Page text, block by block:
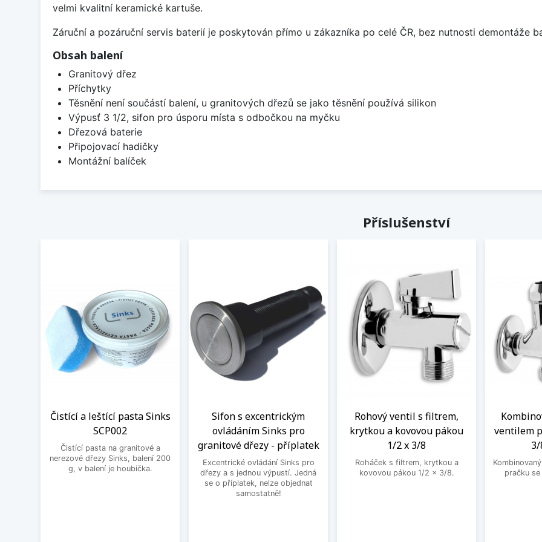
velmi kvalitní keramické kartuše.
Záruční a pozáruční servis baterií je poskytován přímo u zákazníka po celé ČR, bez nutnosti demontáže
Obsah balení
Granitový dřez
Příchytky
Těsnění není součástí balení, u granitových dřezů se jako těsnění používá silikon
Výpusť 3 1/2, sifon pro úsporu místa s odbočkou na myčku
Dřezová baterie
Připojovací hadičky
Montážní balíček
Příslušenství
Čistící a leštící pasta Sinks
SCP002
Čistící pasta na granitové a
nerezové dřezy Sinks, balení 200
g, v balení je houbička.
Sifon s excentrickým
ovládáním Sinks pro
granitové dřezy - příplatek
Excentrické ovládání Sinks pro
dřezy a s jednou výpustí. Jedná
se o příplatek, nelze objednat
samostatně!
Rohový ventil s filtrem,
krytkou a kovovou pákou
1/2 x 3/8
Roháček s filtrem, krytkou a
kovovou pákou 1/2 x 3/8.
ventilem
pračku